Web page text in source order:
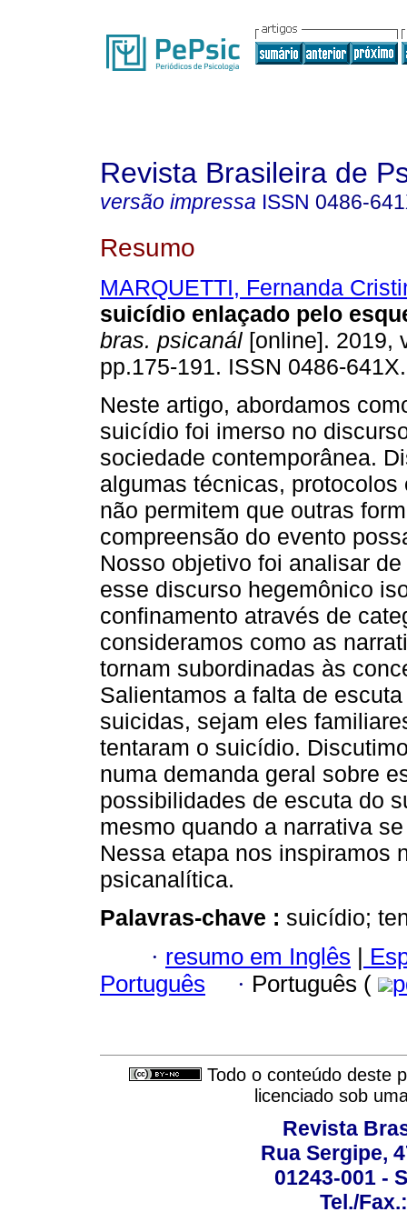
Revista Brasileira de
versão impressa ISSN 0486-
Resumo
MARQUETTI, Fernanda
suicídio enlaçado pelo
bras. psicanál [online]. 2019,
pp.175-191. ISSN 0486-641X.
Neste artigo, abordamos
suicídio foi imerso no
sociedade contemporânea.
algumas técnicas, protocolos
não permitem que outras
compreensão do evento
Nosso objetivo foi analisar
esse discurso hegemônico
confinamento através de
consideramos como as
tornam subordinadas às
Salientamos a falta de
suicidas, sejam eles
tentaram o suicídio.
numa demanda geral sobre
possibilidades de escuta do
mesmo quando a narrativa
Nessa etapa nos inspiramos
psicanalítica.
Palavras-chave : suicídio;
· resumo em Inglês |
Português
· Português (
Todo o conteúdo deste
licenciado sob
Revista
Rua Sergipe,
01243-001 -
Tel./